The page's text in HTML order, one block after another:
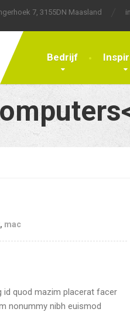
7, 3155DN Maasland
Bedrijf
, mac
id quod mazim placerat facer
nonummy nibh euismod